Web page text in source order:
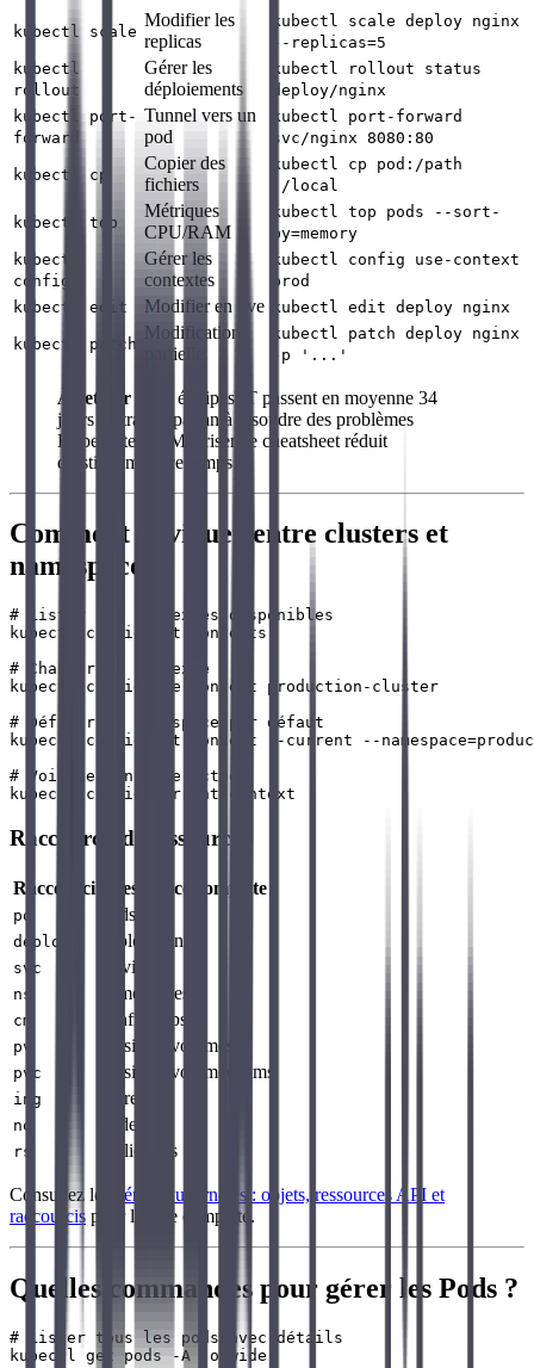
kubectl scale
Modifier les
replicas
kubectl scale deploy nginx
--replicas=5
kubectl
rollout
Gérer les
déploiements
kubectl rollout status
deploy/nginx
kubectl port-
forward
Tunnel vers un
pod
kubectl port-forward
svc/nginx 8080:80
kubectl cp
Copier des
fichiers
kubectl cp pod:/path
./local
kubectl top
Métriques
CPU/RAM
kubectl top pods --sort-
by=memory
kubectl
config
Gérer les
contextes
kubectl config use-context
prod
kubectl edit
Modifier en live kubectl edit deploy nginx
kubectl patch
Modification
partielle
kubectl patch deploy nginx
-p '...'
À retenir : Les équipes IT passent en moyenne 34
jours de travail par an à résoudre des problèmes
Kubernetes (). Maîtriser ce cheatsheet réduit
drastiquement ce temps.
Comment naviguer entre clusters et
namespaces ?
# Lister les contextes disponibles
kubectl config get-contexts
# Changer de contexte
kubectl config use-context production-cluster
# Définir le namespace par défaut
kubectl config set-context --current --
# Voir le contexte actuel
Raccourcis de ressources
Raccourci Ressource complète
po pods
deploy deployments
svc services
ns namespaces
cm configmaps
pv persistentvolumes
pvc persistentvolumeclaims
ing ingress
no nodes
rs replicasets
Consultez le
Mémo Kubernetes : objets, ressources API et
raccourcis pour la liste complète.
Quelles commandes pour gérer les Pods ?
# Lister tous les pods avec détails
kubectl get pods -A -o wide